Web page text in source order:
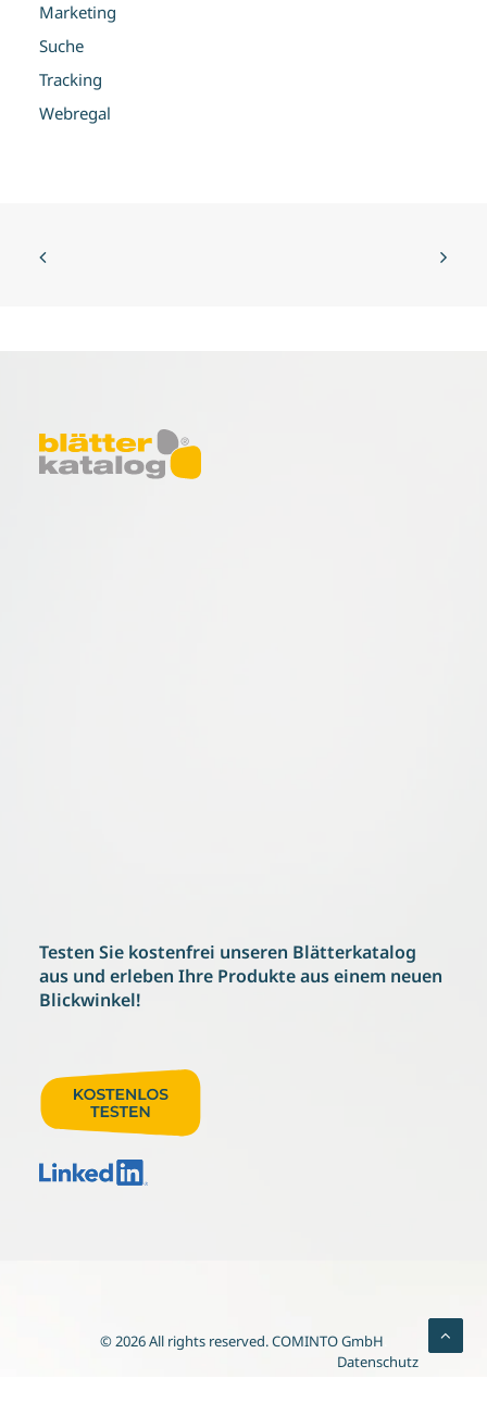
Marketing
Suche
Tracking
Webregal
Testen Sie kostenfrei unseren Blätterkatalog
aus und erleben Ihre Produkte aus einem neuen
Blickwinkel!
Datenschutz
© 2026 All rights reserved.COMINTO GmbH